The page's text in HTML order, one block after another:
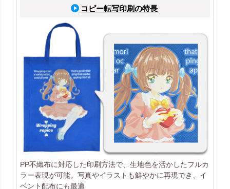
コピー転写印刷の特長
PP不織布に対応した印刷方法で、生地色を活かしたフルカ
ラー表現が可能。写真やイラストも鮮やかに再現でき、イ
ベント配布にも最適